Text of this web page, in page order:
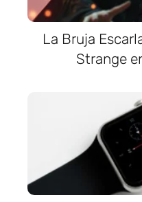
La Bruja
Strange